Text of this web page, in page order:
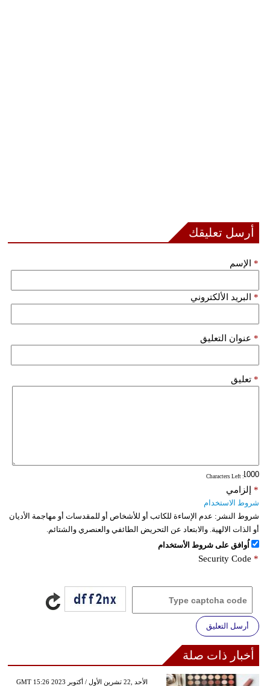
أرسل تعليقك
الإسم *
البريد الألكتروني *
عنوان التعليق *
تعليق *
: Characters Left
إلزامي *
شروط الاستخدام
شروط النشر: عدم الإساءة للكاتب أو للأشخاص أو للمقدسات أو مهاجمة الأديان
أو الذات الالهية. والابتعاد عن التحريض الطائفي والعنصري والشتائم.
اُوافق على شروط الأستخدام
Security Code *
أرسل التعليق
أخبار ذات صلة
GMT 15:26 2023 الأحد ,22 تشرين الأول / أكتوبر